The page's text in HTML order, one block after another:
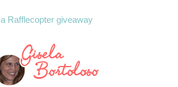
a Rafflecopter giveaway